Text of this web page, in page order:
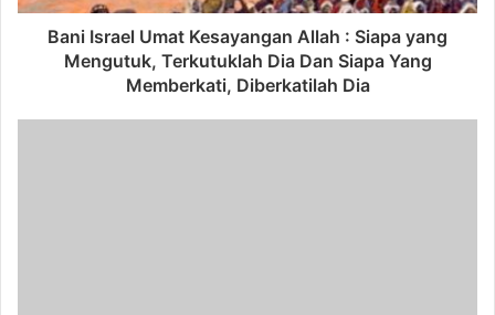
Bani Israel Umat Kesayangan Allah : Siapa yang
Mengutuk, Terkutuklah Dia Dan Siapa Yang
Memberkati, Diberkatilah Dia